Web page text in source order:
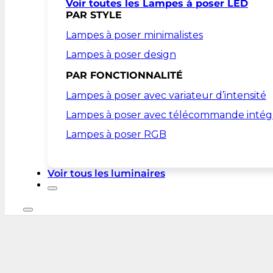
Voir toutes les Lampes à poser LED
PAR STYLE
Lampes à poser minimalistes
Lampes à poser design
PAR FONCTIONNALITÉ
Lampes à poser avec variateur d’intensité
Lampes à poser avec télécommande
Lampes à poser RGB
Voir tous les luminaires